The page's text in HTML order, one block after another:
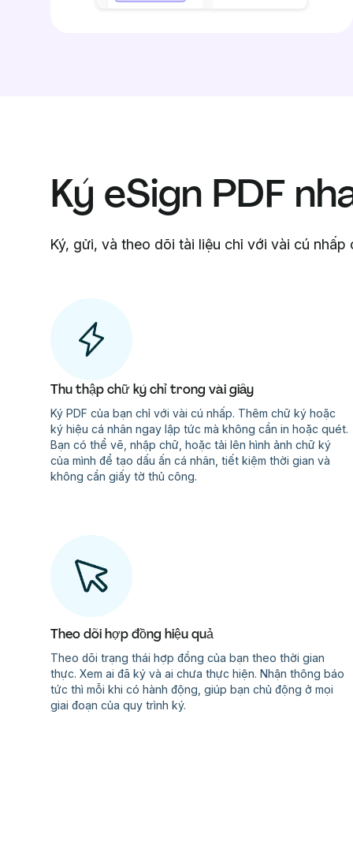
Ký eSign PDF
Ký, gửi, và theo dõi tài liệu chỉ với vài cú nhấp
Thu thập chữ ký chỉ trong vài giây
Ký PDF của bạn chỉ với vài cú nhấp. Thêm chữ ký hoặc
ký hiệu cá nhân ngay lập tức mà không cần in hoặc quét.
Bạn có thể vẽ, nhập chữ, hoặc tải lên hình ảnh chữ ký
của mình để tạo dấu ấn cá nhân, tiết kiệm thời gian và
không cần giấy tờ thủ công.
Theo dõi hợp đồng hiệu quả
Theo dõi trạng thái hợp đồng của bạn theo thời gian
thực. Xem ai đã ký và ai chưa thực hiện. Nhận thông báo
tức thì mỗi khi có hành động, giúp bạn chủ động ở mọi
giai đoạn của quy trình ký.